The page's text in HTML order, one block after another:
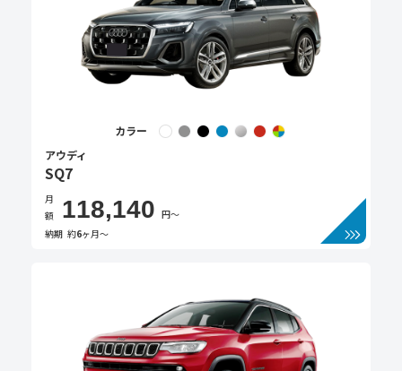
カラー
アウディ
SQ7
月
額
118,140 円〜
納期 約6ヶ月〜